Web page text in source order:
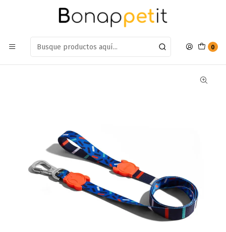
0
Estamos en: Antumalal 612, Quilicura Míranos en Maps
Correa Para Perros Zee Dog Atlanta Large